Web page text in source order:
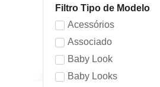
Filtro Tipo de Modelo
Acessórios
Associado
Baby Look
Baby Looks